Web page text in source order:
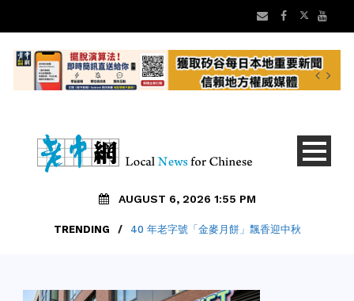
AUGUST 6, 2026 1:55 PM
TRENDING / 40 年老字號「金麥月餅」飄香迎中秋
TRENDING 【矽谷早安】8/6 灣區老中地方新聞摘要